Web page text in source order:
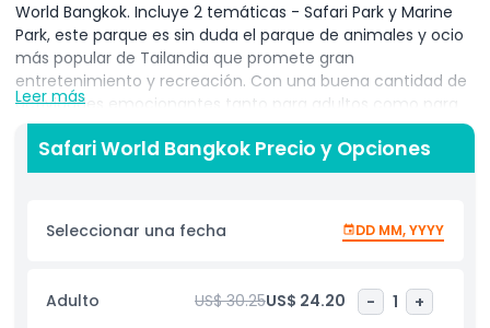
World Bangkok. Incluye 2 temáticas - Safari Park y Marine
Park, este parque es sin duda el parque de animales y ocio
más popular de Tailandia que promete gran
entretenimiento y recreación. Con una buena cantidad de
actividades emocionantes tanto para adultos como para
niños, Safari World Bangkok es un imprescindible en todas
las vacaciones familiares. Antes de salir para un día con
animales y paseos emocionantes, aquí tienes todo lo que
perfecto para pasar un día de diversión y emoción con tu
familia, Safari World Bangkok ofrece innumerables
la vida silvestre mientras te diviertes mucho.
Leer más
Safari World Bangkok Precio y Opciones
Seleccionar una fecha DD MM, YYYY
Adulto US$ 30.25US$ 24.20 - 1 +